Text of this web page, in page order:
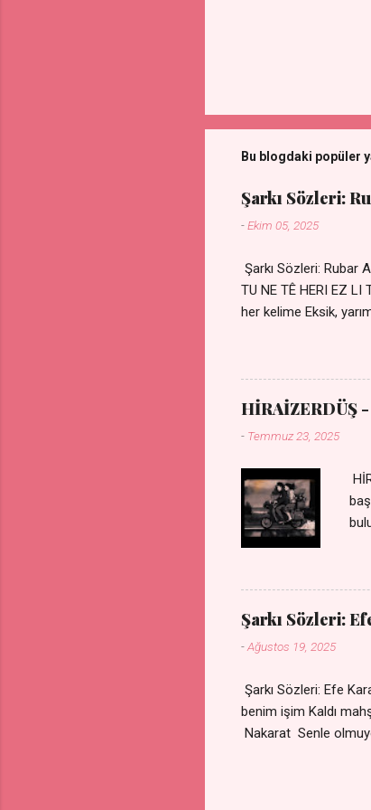
Bu blogdaki popüler
Şarkı Sözleri:
-Ekim 05, 2025
Şarkı Sözleri: Rubar
TU NE TÊ HERI EZ LI
her kelime Eksik,
durmuyor Tu yi
Uykusuz geceler
HİRAİZERDÜŞ
- Temmuz 23, 2025
Şarkı Sözleri:
-Ağustos 19, 2025
Şarkı Sözleri: Efe
benim işim Kaldı
Nakarat Senle
Yok ki dini imanı